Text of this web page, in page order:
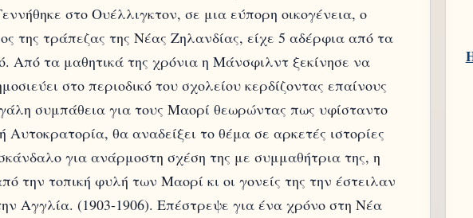
στο Ουέλλιγκτον, σε μια εύπορη οικογένεια, ο
της τράπεζας της Νέας Ζηλανδίας, είχε 5 αδέρφια από τα
Από τα μαθητικά της χρόνια η Μάνσφιλντ ξεκίνησε να
στο περιοδικό του σχολείου κερδίζοντας επαίνους
συμπάθεια για τους Μαορί θεωρώντας πως υφίσταντο
θα αναδείξει το θέμα σε αρκετές ιστορίες
για ανάρμοστη σχέση της με συμμαθήτρια της, η
την τοπική φυλή των Μαορί κι οι γονείς της την έστειλαν
Αγγλία. (1903-1906). Επέστρεψε για ένα χρόνο στη Νέα